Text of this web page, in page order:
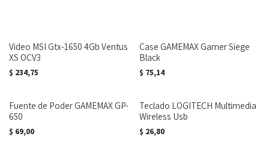
Video MSI Gtx-1650 4Gb Ventus
XS OCV3
$ 234,75
Case GAMEMAX Gamer Siege
Black
$ 75,14
Fuente de Poder GAMEMAX GP-
650
$ 69,00
Teclado LOGITECH Multimedia
Wireless Usb
$ 26,80